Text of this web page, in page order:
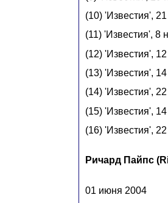
(10) 'Известия', 21
(11) 'Известия', 8
(12) 'Известия',
(13) 'Известия',
(14) 'Известия',
(15) 'Известия',
(16) 'Известия',
Ричард Пайпс
01 июня 2004